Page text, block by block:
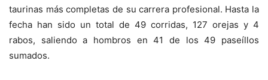
taurinas más completas de su carrera profesional. Hasta la
fecha han sido un total de 49 corridas, 127 orejas y 4
rabos, saliendo a hombros en 41 de los 49 paseíllos
sumados.